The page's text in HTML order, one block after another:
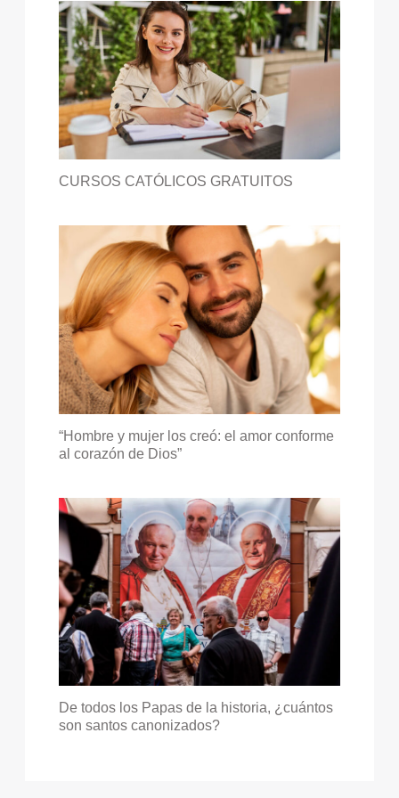
CURSOS CATÓLICOS GRATUITOS
“Hombre y mujer los creó: el amor conforme
al corazón de Dios”
De todos los Papas de la historia, ¿cuántos
son santos canonizados?